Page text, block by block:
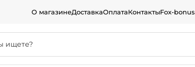
О магазинеДоставкаОплатаКонтактыFox-bonus